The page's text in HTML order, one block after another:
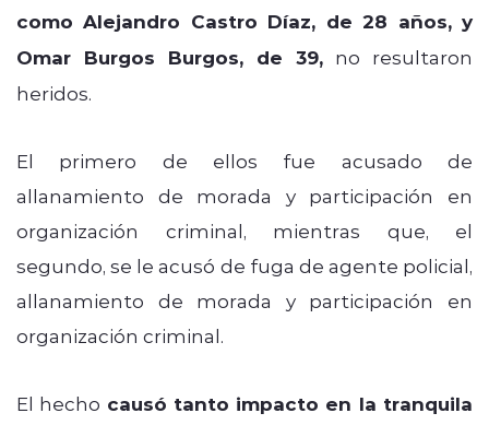
como Alejandro Castro Díaz, de 28 años, y
Omar Burgos Burgos, de 39, no resultaron
heridos.
El primero de ellos fue acusado de
allanamiento de morada y participación en
organización criminal, mientras que, el
segundo, se le acusó de fuga de agente policial,
allanamiento de morada y participación en
organización criminal.
El hecho causó tanto impacto en la tranquila